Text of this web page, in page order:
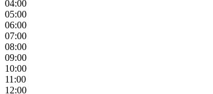
04:00
05:00
06:00
07:00
08:00
09:00
10:00
11:00
12:00